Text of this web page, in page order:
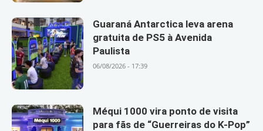
Guaraná Antarctica leva arena
gratuita de PS5 à Avenida
Paulista
06/08/2026 - 17:39
Méqui 1000 vira ponto de visita
para fãs de “Guerreiras do K-Pop”